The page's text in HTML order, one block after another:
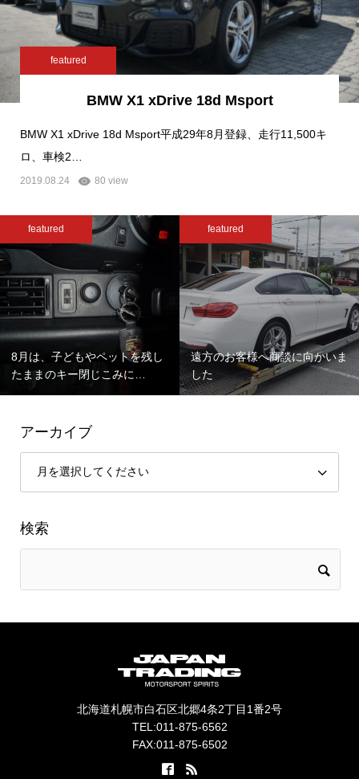
featured
BMW X1 xDrive 18d Msport
BMW X1 xDrive 18d Msport平成29年8月登録、走行11,500キ
ロ、車検2…
2019.08.24 80 view
featured
8月は、子どもやペットを残し
たままのキー閉じこみに…
featured
遠方のお客様へ商談に向かいま
した
アーカイブ
検索
北海道札幌市白石区北郷4条2丁目1番2号
TEL:011-875-6562
FAX:011-875-6502